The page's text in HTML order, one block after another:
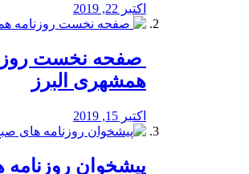
اکتبر 22, 2019
صفحه نخست
همشهری البرز
اکتبر 15, 2019
پیشخوان